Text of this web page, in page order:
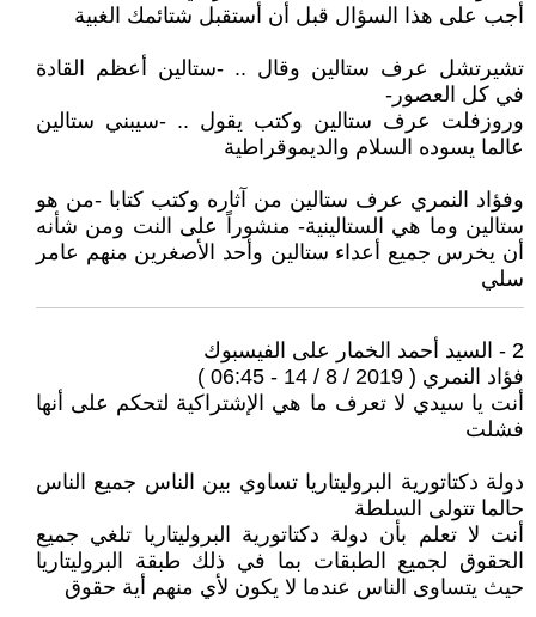
أجب على هذا السؤال قبل أن أستقبل شتائمك الغبية
تشيرتشل عرف ستالين وقال .. -ستالين أعظم القادة
في كل العصور-
وروزفلت عرف ستالين وكتب يقول .. -سيبني ستالين
عالما يسوده السلام والديموقراطية
وفؤاد النمري عرف ستالين من آثاره وكتب كتابا -من هو
ستالين وما هي الستالينية- منشوراً على النت ومن شأنه
أن يخرس جميع أعداء ستالين وأحد الأصغرين منهم عامر
سلي
2 - السيد أحمد الخمار على الفيسبوك
فؤاد النمري ( 2019 / 8 / 14 - 06:45 )
أنت يا سيدي لا تعرف ما هي الإشتراكية لتحكم على أنها
فشلت
دولة دكتاتورية البروليتاريا تساوي بين الناس جميع الناس
حالما تتولى السلطة
أنت لا تعلم بأن دولة دكتاتورية البروليتاريا تلغي جميع
الحقوق لجميع الطبقات بما في ذلك طبقة البروليتاريا
حيث يتساوى الناس عندما لا يكون لأي منهم أية حقوق